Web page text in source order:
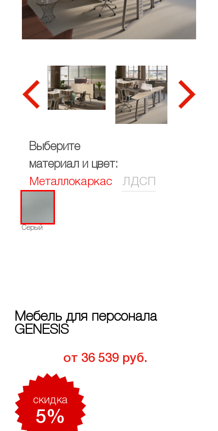
Выберите
материал и цвет:
Металлокаркас ЛДСП
Серый
Мебель для персонала
GENESIS
от 36 539 руб.
скидкa
5%